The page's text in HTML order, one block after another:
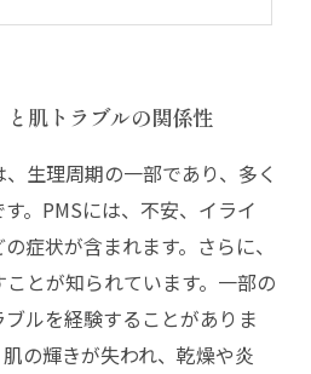
肌トラブルの関係性
生理周期の一部であり、多く
。PMSには、不安、イライ
症状が含まれます。さらに、
とが知られています。一部の
ルを経験することがありま
の輝きが失われ、乾燥や炎